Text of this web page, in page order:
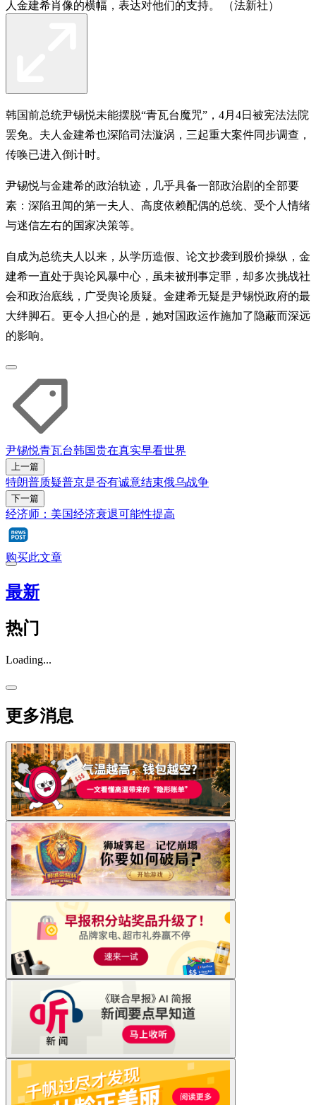
人金建希肖像的横幅，表达对他们的支持。 （法新社）
韩国前总统尹锡悦未能摆脱“青瓦台魔咒”，4月4日被宪法法院
罢免。夫人金建希也深陷司法漩涡，三起重大案件同步调查，
传唤已进入倒计时。
尹锡悦与金建希的政治轨迹，几乎具备一部政治剧的全部要
素：深陷丑闻的第一夫人、高度依赖配偶的总统、受个人情绪
与迷信左右的国家决策等。
自成为总统夫人以来，从学历造假、论文抄袭到股价操纵，金
建希一直处于舆论风暴中心，虽未被刑事定罪，却多次挑战社
会和政治底线，广受舆论质疑。金建希无疑是尹锡悦政府的最
大绊脚石。更令人担心的是，她对国政运作施加了隐蔽而深远
的影响。
尹锡悦青瓦台韩国贵在真实早看世界
上一篇
特朗普质疑普京是否有诚意结束俄乌战争
下一篇
经济师：美国经济衰退可能性提高
购买此文章
最新
热门
Loading...
更多消息